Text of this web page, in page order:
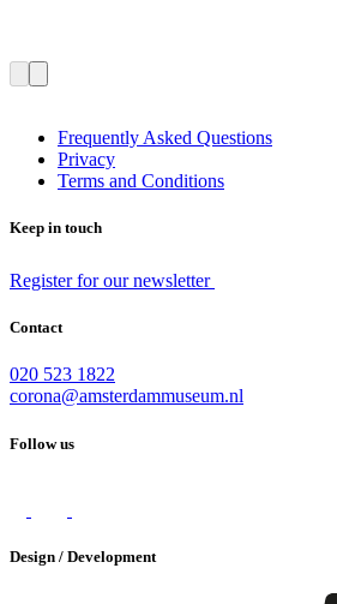
Frequently Asked Questions
Privacy
Terms and Conditions
Keep in touch
Register for our newsletter
Contact
020 523 1822
corona@amsterdammuseum.nl
Follow us
Design / Development